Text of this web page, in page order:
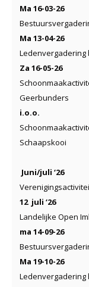
Ma 16-03-26
Ma 13-04-26
Ledenvergadering
Za 16-05-26
Geerbunders
i.o.o.
Schaapskooi
Juni/juli ‘26
12 juli ‘26
Landelijke Open
ma 14-09-26
Ma 19-10-26
Ledenvergadering